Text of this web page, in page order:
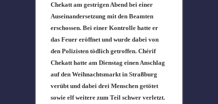
Chekatt am gestrigen Abend bei einer
Auseinandersetzung mit den Beamten
erschossen. Bei einer Kontrolle hatte er
das Feuer eröffnet und wurde dabei von
den Polizisten tödlich getroffen. Chérif
Chekatt hatte am Dienstag einen Anschlag
auf den Weihnachtsmarkt in Straßburg
verübt und dabei drei Menschen getötet
sowie elf weitere zum Teil schwer verletzt.